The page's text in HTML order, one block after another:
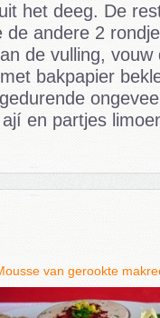
het deeg. De
andere 2
de vulling,
bakpapier
en partjes
van gerookte